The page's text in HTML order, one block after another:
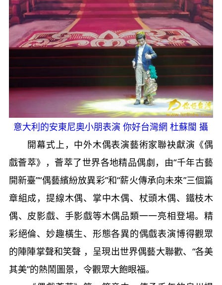
意大利的安東尼奧小朋表演 你好台灣網 杜蘇閩 攝
開幕式上，中外木偶表演藝術家聯袂獻演《偶
戲薈萃》，薈萃了世界各地精品偶劇，由“千年古藝
開新臺”“偶藝繽紛放異彩”和“薪火傳承向未來”三個篇
章組成，提線木偶、掌中木偶、杖頭木偶、鐵枝木
偶、皮影戲、手影戲等木偶品類一一亮相登場。精
彩絕倫、妙趣橫生、形態各異的偶戲表演博得觀眾
的陣陣掌聲和笑聲 ，呈現出世界偶藝大聯歡、“各美
其美”的熱鬧圖景，令觀眾大飽眼福。